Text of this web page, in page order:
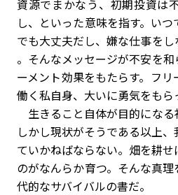
資源でまかなう、初期投資は
し、といった意味を指す。い
でも大丈夫だし、嫌な仕事を
――。そんなメッセージが不安を
ーメント効果をもたらす。フ
働く私自身、大いに勇気をもら
生きること自体が目的になる
しかし現状がそうである以上
ていかねばならない。畑を耕
のがなんらか育つ。そんな真
代的なサバイバルの書だ。